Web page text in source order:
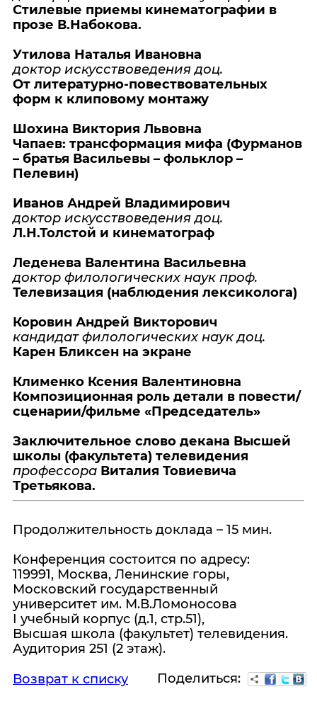
Стилевые приемы кинематографии в
прозе В.Набокова.
Утилова Наталья Ивановна
доктор искусствоведения доц.
От литературно-повествовательных
форм к клиповому монтажу
Шохина Виктория Львовна
Чапаев: трансформация мифа (Фурманов
– братья Васильевы – фольклор –
Пелевин)
Иванов Андрей Владимирович
доктор искусствоведения доц.
Л.Н.Толстой и кинематограф
Леденева Валентина Васильевна
доктор филологических наук проф.
Телевизация (наблюдения лексиколога)
Коровин Андрей Викторович
кандидат филологических наук доц.
Карен Бликсен на экране
Клименко Ксения Валентиновна
Композиционная роль детали в повести/
сценарии/фильме «Председатель»
Заключительное слово декана Высшей
школы (факультета) телевидения
профессора Виталия Товиевича
Третьякова.
Продолжительность доклада – 15 мин.
Конференция состоится по адресу:
119991, Москва, Ленинские горы,
Московский государственный
университет им. М.В.Ломоносова
I учебный корпус (д.1, стр.51),
Высшая школа (факультет) телевидения.
Аудитория 251 (2 этаж).
Возврат к списку
Поделиться: